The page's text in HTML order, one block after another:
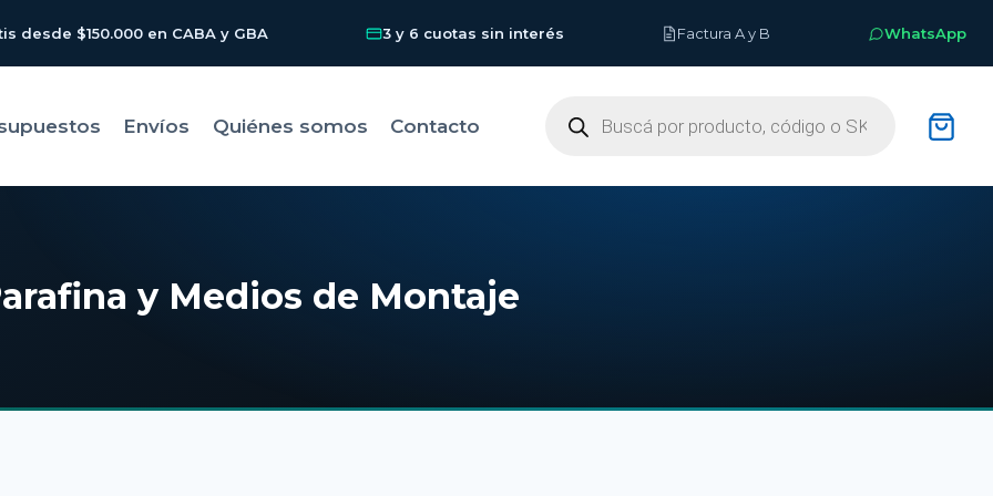
desde $150.000 en CABA y GBA 3 y 6 cuotas sin interés Factura A y B WhatsApp
Envíos Quiénes somos Contacto
productos
y Medios de Montaje